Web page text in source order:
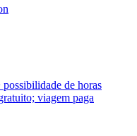
de horas
viagem paga